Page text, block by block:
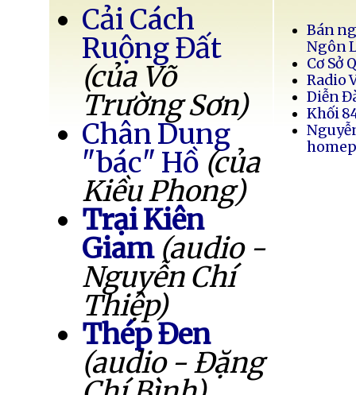
Cải Cách
Ruộng Đất
(của Võ
Trường Sơn)
Chân Dung
"bác" Hồ (của
Kiều Phong)
Trại Kiên
Giam (audio -
Nguyễn Chí
Thiệp)
Thép Đen
(audio - Đặng
Bán
Ngôn
Cơ Sở
Radio
Diễn
Khối